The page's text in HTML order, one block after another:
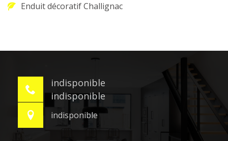
Enduit décoratif Challignac
indisponible
indisponible
indisponible